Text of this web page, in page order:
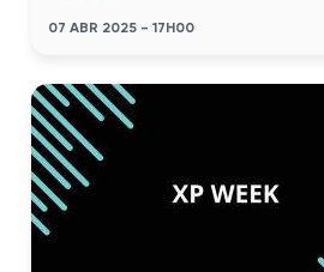
07 ABR 2025 - 17H00